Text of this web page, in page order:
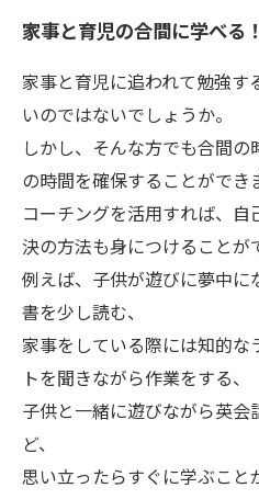
家事と育児の合間に学べる！
家事と育児に追われて勉強す
いのではないでしょうか。
しかし、そんな方でも合間
の時間を確保することができ
コーチングを活用すれば、
決の方法も身につけることが
例えば、子供が遊びに夢中に
書を少し読む、
家事をしている際には知的
トを聞きながら作業をする、
子供と一緒に遊びながら英
ど、
思い立ったらすぐに学ぶこと